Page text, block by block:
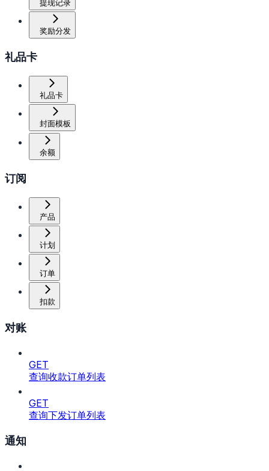
提现记录
奖励分发
礼品卡
礼品卡
封面模板
余额
订阅
产品
计划
订单
扣款
对账
GET
查询收款订单列表
GET
查询下发订单列表
通知